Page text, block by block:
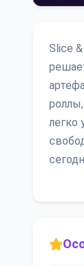
Slice
легко